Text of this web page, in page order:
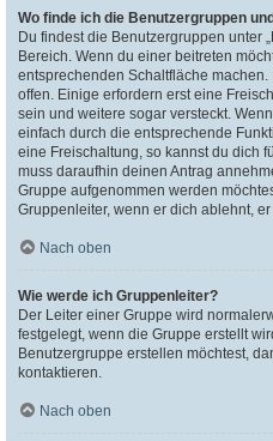
Wo finde ich die Benutzergruppen
Du findest die Benutzergruppen unter
Bereich. Wenn du einer beitreten
entsprechenden Schaltfläche
offen. Einige erfordern erst eine
sein und weitere sogar versteckt.
einfach durch die entsprechende
eine Freischaltung, so kannst du dich
muss daraufhin deinen Antrag
Gruppe aufgenommen werden
Gruppenleiter, wenn er dich ablehnt,
Nach oben
Wie werde ich Gruppenleiter?
Der Leiter einer Gruppe wird
festgelegt, wenn die Gruppe erstellt
Benutzergruppe erstellen möchtest,
kontaktieren.
Nach oben